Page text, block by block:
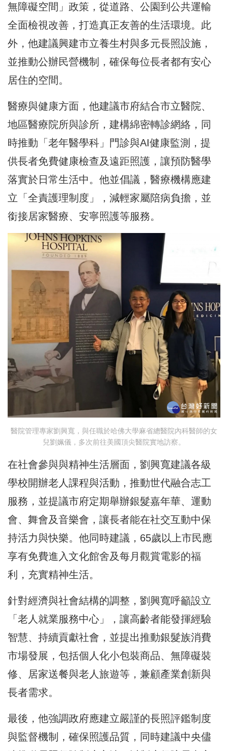
無障礙空間」政策，從道路、公園到公共運輸
全面檢視改善，打造真正友善的生活環境。此
外，他建議興建市立養生村與多元長照設施，
並推動公辦民營機制，確保每位長者都有安心
居住的空間。
醫療與健康方面，他建議市府結合市立醫院、
地區醫療院所與診所，建構綿密轉診網絡，同
時推動「老年醫學科」門診與AI健康監測，提
供長者免費健康檢查及遠距照護，讓預防醫學
落實於日常生活中。他並倡議，醫療機構應建
立「全責護理制度」，減輕家屬陪病負擔，並
銜接居家醫療、安寧照護等服務。
醫院管理專家劉興寬，與任職於哈佛大學麻省總醫院內科醫師的女
兒劉姵儀，多次前往美國頂尖醫院實地訪察。
在社會參與與精神生活層面，劉興寬建議各級
學校開辦老人課程與活動，推動世代融合志工
服務，並提議市府定期舉辦銀髮嘉年華、運動
會、舞會及音樂會，讓長者能在社交互動中保
持活力與快樂。他同時建議，65歲以上市民應
享有免費進入文化館舍及每月觀賞電影的福
利，充實精神生活。
針對經濟與社會結構的調整，劉興寬呼籲設立
「老人就業服務中心」，讓高齡者能發揮經驗
智慧、持續貢獻社會，並提出推動銀髮族消費
市場發展，包括個人化小包裝商品、無障礙裝
修、居家送餐與老人旅遊等，兼顧產業創新與
長者需求。
最後，他強調政府應建立嚴謹的長照評鑑制度
與監督機制，確保照護品質，同時建議中央儘